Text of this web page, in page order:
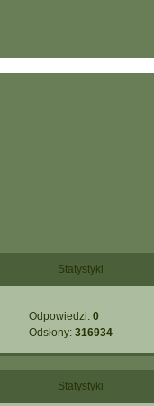
Statystyki
Odpowiedzi: 0
Odsłony: 316934
Statystyki